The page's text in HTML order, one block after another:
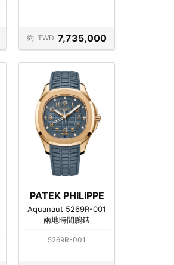
約 TWD 7,735,000
PATEK PHILIPPE
Aquanaut 5269R-001
兩地時間腕錶
5269R-001